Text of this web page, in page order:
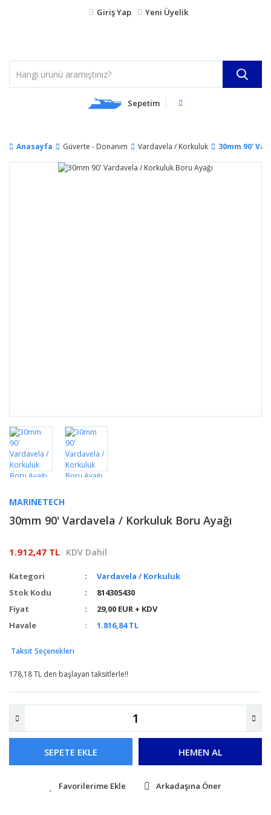
Giriş Yap Yeni Üyelik
Sepetim
Anasayfa Güverte - Donanım Vardavela / Korkuluk 30mm 90'
MARINETECH
30mm 90' Vardavela / Korkuluk Boru Ayağı
1.912,47 TL KDV Dahil
Kategori
Vardavela / Korkuluk
Stok Kodu
814305430
Fiyat
29,00 EUR + KDV
Havale
1.816,84 TL
Taksit Seçenekleri
178,18 TL den başlayan taksitlerle!!
SEPETE EKLE HEMEN AL
Arkadaşına Öner